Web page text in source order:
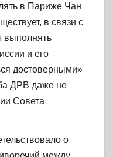
в Париже Чан
в связи с
выполнять
и его
достоверными»
ДРВ даже не
Совета
о